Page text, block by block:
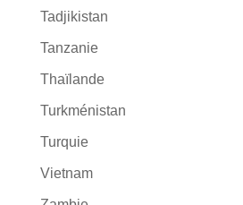
Tadjikistan
Tanzanie
Thaïlande
Turkménistan
Turquie
Vietnam